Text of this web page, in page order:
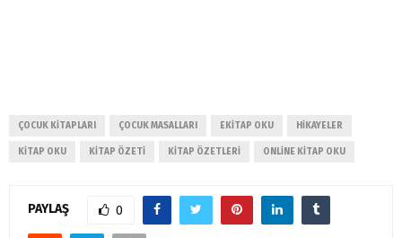
ÇOCUK KITAPLARI ÇOCUK MASALLARI EKITAP OKU HIKAYELER
KITAP OKU KITAP ÖZETI KITAP ÖZETLERI ONLINE KITAP OKU
PAYLAŞ 0